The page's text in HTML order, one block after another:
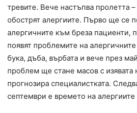
тревите. Вече настъпва пролетта –
обострят алергиите. Първо ще се
алергичните към бреза пациенти,
появят проблемите на
бука, дъба, върбата и вече през
проблем ще стане масов с изявата
прогнозира специалистката.
септември е времето на